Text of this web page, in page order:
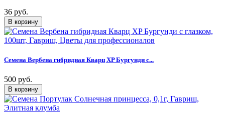
36 руб.
Семена Вербена гибридная Кварц XP Бургунди с...
500 руб.